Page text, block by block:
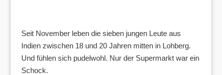
Seit November leben die sieben jungen Leute aus
Indien zwischen 18 und 20 Jahren mitten in Lohberg.
Und fühlen sich pudelwohl. Nur der Supermarkt war ein
Schock.